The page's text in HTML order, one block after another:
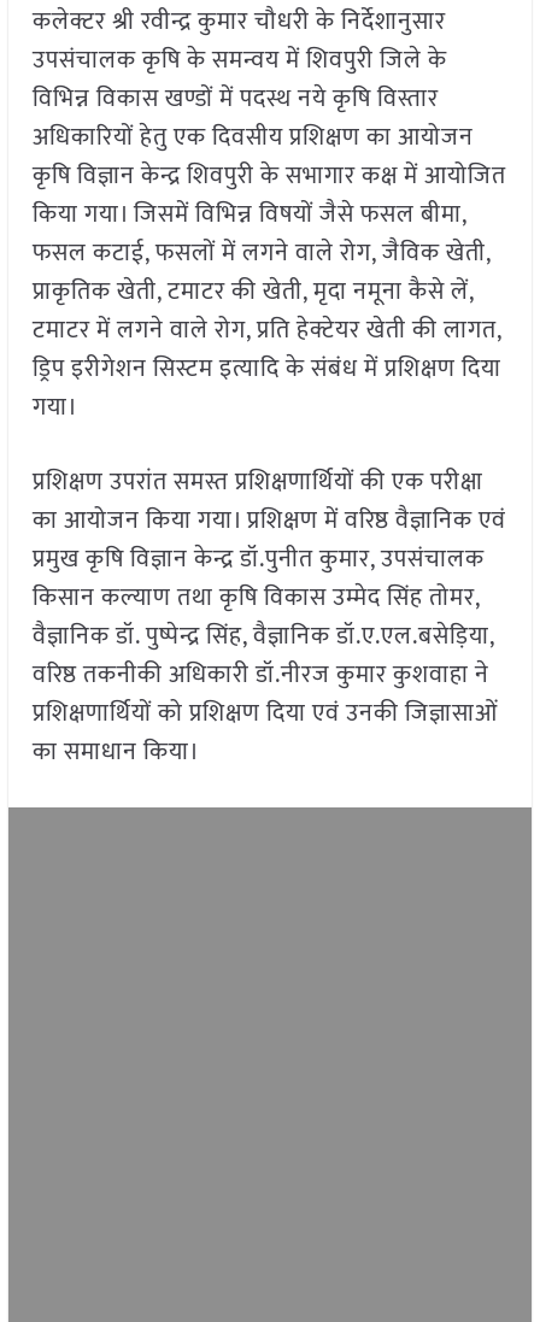
कलेक्टर श्री रवीन्द्र कुमार चौधरी के निर्देशानुसार
उपसंचालक कृषि के समन्वय में शिवपुरी जिले के
विभिन्न विकास खण्डों में पदस्थ नये कृषि विस्तार
अधिकारियों हेतु एक दिवसीय प्रशिक्षण का आयोजन
कृषि विज्ञान केन्द्र शिवपुरी के सभागार कक्ष में आयोजित
किया गया। जिसमें विभिन्न विषयों जैसे फसल बीमा,
फसल कटाई, फसलों में लगने वाले रोग, जैविक खेती,
प्राकृतिक खेती, टमाटर की खेती, मृदा नमूना कैसे लें,
टमाटर में लगने वाले रोग, प्रति हेक्टेयर खेती की लागत,
ड्रिप इरीगेशन सिस्टम इत्यादि के संबंध में प्रशिक्षण दिया
गया।
प्रशिक्षण उपरांत समस्त प्रशिक्षणार्थियों की एक परीक्षा
का आयोजन किया गया। प्रशिक्षण में वरिष्ठ वैज्ञानिक एवं
प्रमुख कृषि विज्ञान केन्द्र डॉ.पुनीत कुमार, उपसंचालक
किसान कल्याण तथा कृषि विकास उम्मेद सिंह तोमर,
वैज्ञानिक डॉ. पुष्पेन्द्र सिंह, वैज्ञानिक डॉ.ए.एल.बसेड़िया,
वरिष्ठ तकनीकी अधिकारी डॉ.नीरज कुमार कुशवाहा ने
प्रशिक्षणार्थियों को प्रशिक्षण दिया एवं उनकी जिज्ञासाओं
का समाधान किया।